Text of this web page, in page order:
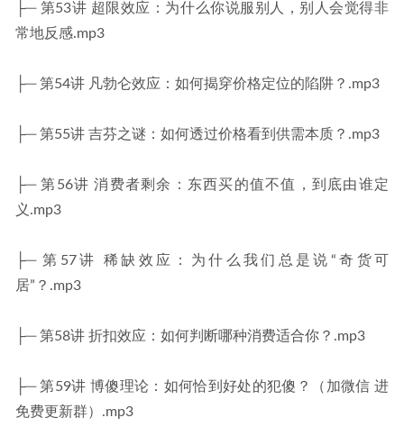
├─ 第53讲 超限效应：为什么你说服别人，别人会觉得非
常地反感.mp3
├─ 第54讲 凡勃仑效应：如何揭穿价格定位的陷阱？.mp3
├─ 第55讲 吉芬之谜：如何透过价格看到供需本质？.mp3
├─ 第56讲 消费者剩余：东西买的值不值，到底由谁定
义.mp3
├─ 第57讲 稀缺效应：为什么我们总是说“奇货可
居”？.mp3
├─ 第58讲 折扣效应：如何判断哪种消费适合你？.mp3
├─ 第59讲 博傻理论：如何恰到好处的犯傻？（加微信 进
免费更新群）.mp3